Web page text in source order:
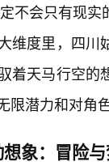
不会只有现
维度里，四
着天马行空
限潜力和对角
象：冒险